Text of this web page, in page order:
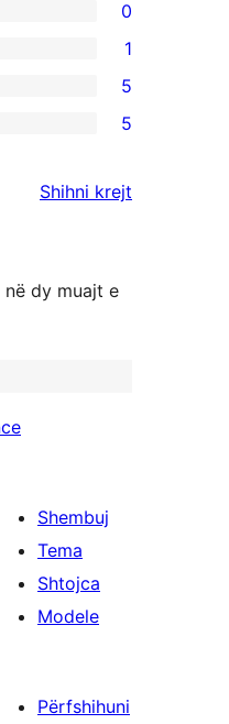
0
1
5
5
Shihni krejt
dy muajt e
Shembuj
Tema
Shtojca
Modele
Përfshihuni